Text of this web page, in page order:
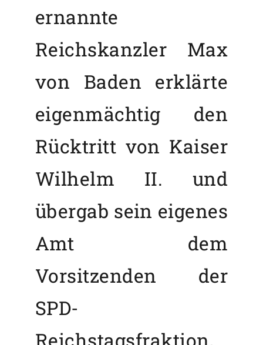
ernannte
Reichskanzler Max
von Baden erklärte
eigenmächtig den
Rücktritt von Kaiser
Wilhelm II. und
übergab sein eigenes
Amt dem
Vorsitzenden der
SPD-